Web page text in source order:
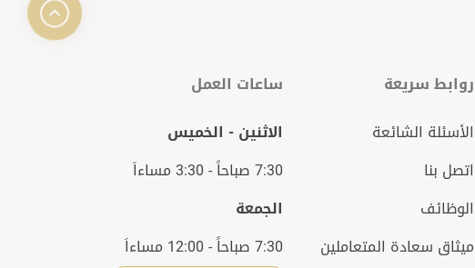
روابط سريعة
الأسئلة الشائعة
اتصل بنا
الوظائف
ميثاق سعادة المتعاملين
ساعات العمل
الاثنين - الخميس
7:30 صباحاً - 3:30 مساءاَ
الجمعة
7:30 صباحاً - 12:00 مساءاَ